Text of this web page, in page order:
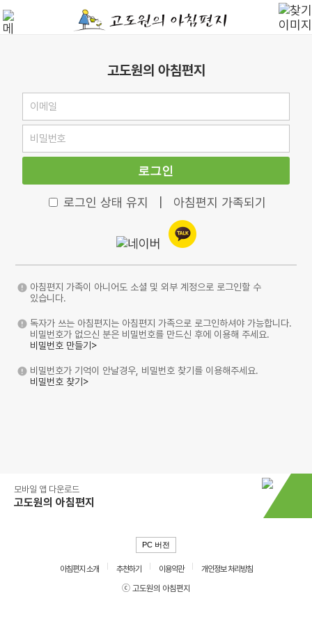
고도원의 아침편지
로그인
로그인 상태 유지 아침편지 가족되기
아침편지 가족이 아니어도 소셜 및 외부 계정으로 로그인할 수
있습니다.
독자가 쓰는 아침편지는 아침편지 가족으로 로그인하셔야 가능합니다.
비밀번호가 없으신 분은 비밀번호를 만드신 후에 이용해 주세요.
비밀번호 만들기>
비밀번호가 기억이 안날경우, 비밀번호 찾기를 이용해주세요.
비밀번호 찾기>
모바일 앱 다운로드
고도원의 아침편지
PC 버전
아침편지 소개 추천하기 이용약관
개인정보 처리방침
ⓒ 고도원의 아침편지